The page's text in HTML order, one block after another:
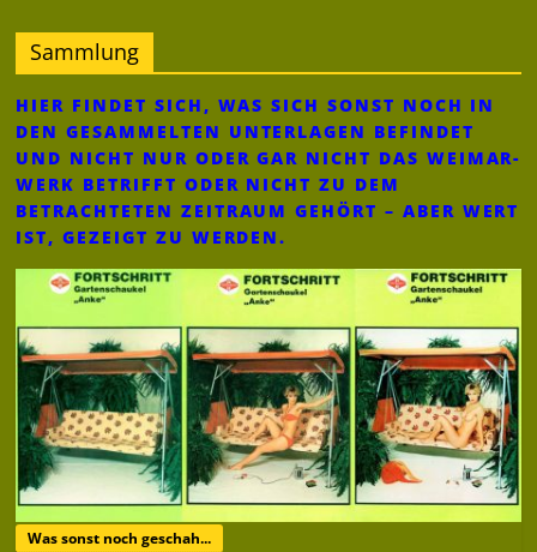
Sammlung
HIER FINDET SICH, WAS SICH SONST NOCH IN
DEN GESAMMELTEN UNTERLAGEN BEFINDET
UND NICHT NUR ODER GAR NICHT DAS WEIMAR-
WERK BETRIFFT ODER NICHT ZU DEM
BETRACHTETEN ZEITRAUM GEHÖRT – ABER WERT
IST, GEZEIGT ZU WERDEN.
Was sonst noch geschah...